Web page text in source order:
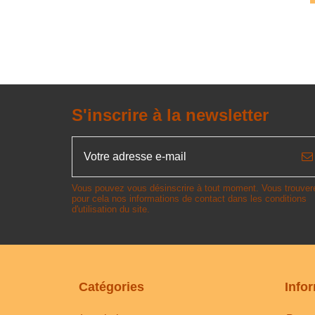
S'inscrire à la newsletter
Vous pouvez vous désinscrire à tout moment. Vous
pour cela nos informations de contact dans les conditions
d'utilisation du site.
Catégories